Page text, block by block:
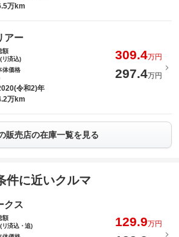
万km
アー
額
リ済込)
309.4万円
体価格
297.4万円
令和2)年
万km
販売店の在庫一覧を見る
件に近いクルマ
クス
額
リ済込・追)
129.9万円